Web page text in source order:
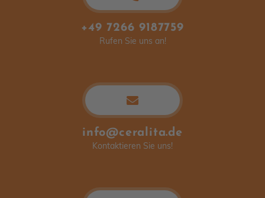
+49 7266 9187759
Rufen Sie uns an!
info@ceralita.de
Kontaktieren Sie uns!